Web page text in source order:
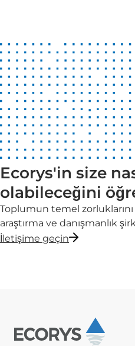
Ecorys'in size
olabileceğini
Toplumun temel
araştırma ve danışmanlık
İletişime geçin